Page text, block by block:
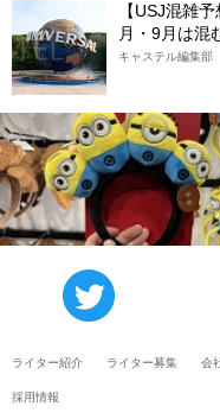
【USJ混雑
月・9月は混
キャステル編集部
ライター紹介 ライター募集 会
採用情報